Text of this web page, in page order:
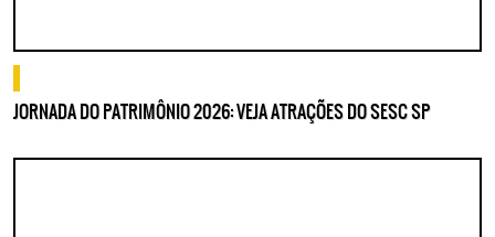
JORNADA DO PATRIMÔNIO 2026: VEJA ATRAÇÕES DO SESC SP